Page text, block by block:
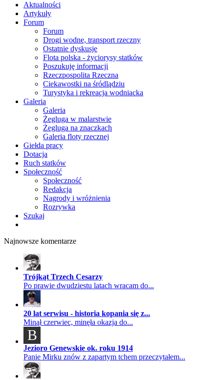
Aktualności
Artykuły
Forum
Forum
Drogi wodne, transport rzeczny
Ostatnie dyskusje
Flota polska - życiorysy statków
Poszukuję informacji
Rzeczpospolita Rzeczna
Ciekawostki na śródlądziu
Turystyka i rekreacja wodniacka
Galeria
Galeria
Żegluga w malarstwie
Żegluga na znaczkach
Galeria floty rzecznej
Giełda pracy
Dotacja
Ruch statków
Społeczność
Społeczność
Redakcja
Nagrody i wróżnienia
Rozrywka
Szukaj
Najnowsze komentarze
Trójkąt Trzech Cesarzy
Po prawie dwudziestu latach wracam do...
20 lat serwisu - historia kopania się z...
Minął czerwiec, minęła okazja do...
B
Jezioro Genewskie ok. roku 1914
Panie Mirku znów z zapartym tchem przeczytałem...